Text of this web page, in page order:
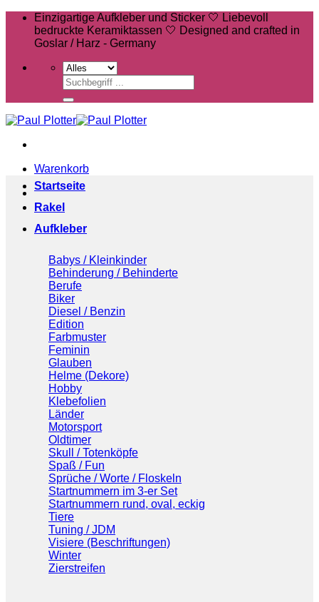
Zum
springen
Einzigartige Aufkleber und Sticker 🤍 Liebevoll
bedruckte Keramiktassen 🤍 Designed and crafted in
Goslar / Harz - Germany
Suchen
nach:
Warenkorb
Startseite
Rakel
Aufkleber
Babys / Kleinkinder
Behinderung / Behinderte
Berufe
Biker
Diesel / Benzin
Edition
Farbmuster
Feminin
Glauben
Helme (Dekore)
Hobby
Klebefolien
Länder
Motorsport
Oldtimer
Skull / Totenköpfe
Spaß / Fun
Sprüche / Worte / Floskeln
Startnummern im 3-er Set
Startnummern rund, oval, eckig
Tiere
Tuning / JDM
Visiere (Beschriftungen)
Winter
Zierstreifen